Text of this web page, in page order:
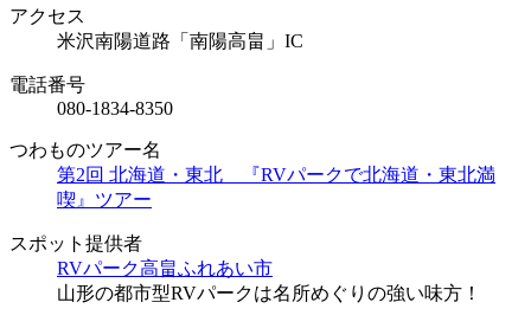
アクセス
米沢南陽道路「南陽高畠」IC
電話番号
080-1834-8350
つわものツアー名
第2回 北海道・東北 『RVパークで北海道・東北満
喫』ツアー
スポット提供者
RVパーク高畠ふれあい市
山形の都市型RVパークは名所めぐりの強い味方！